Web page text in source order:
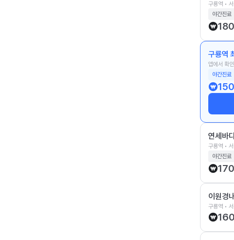
구룡역 •
야간진료
구룡역
앱에서 확
야간진료
연세바
구룡역 •
야간진료
이원경
구룡역 •